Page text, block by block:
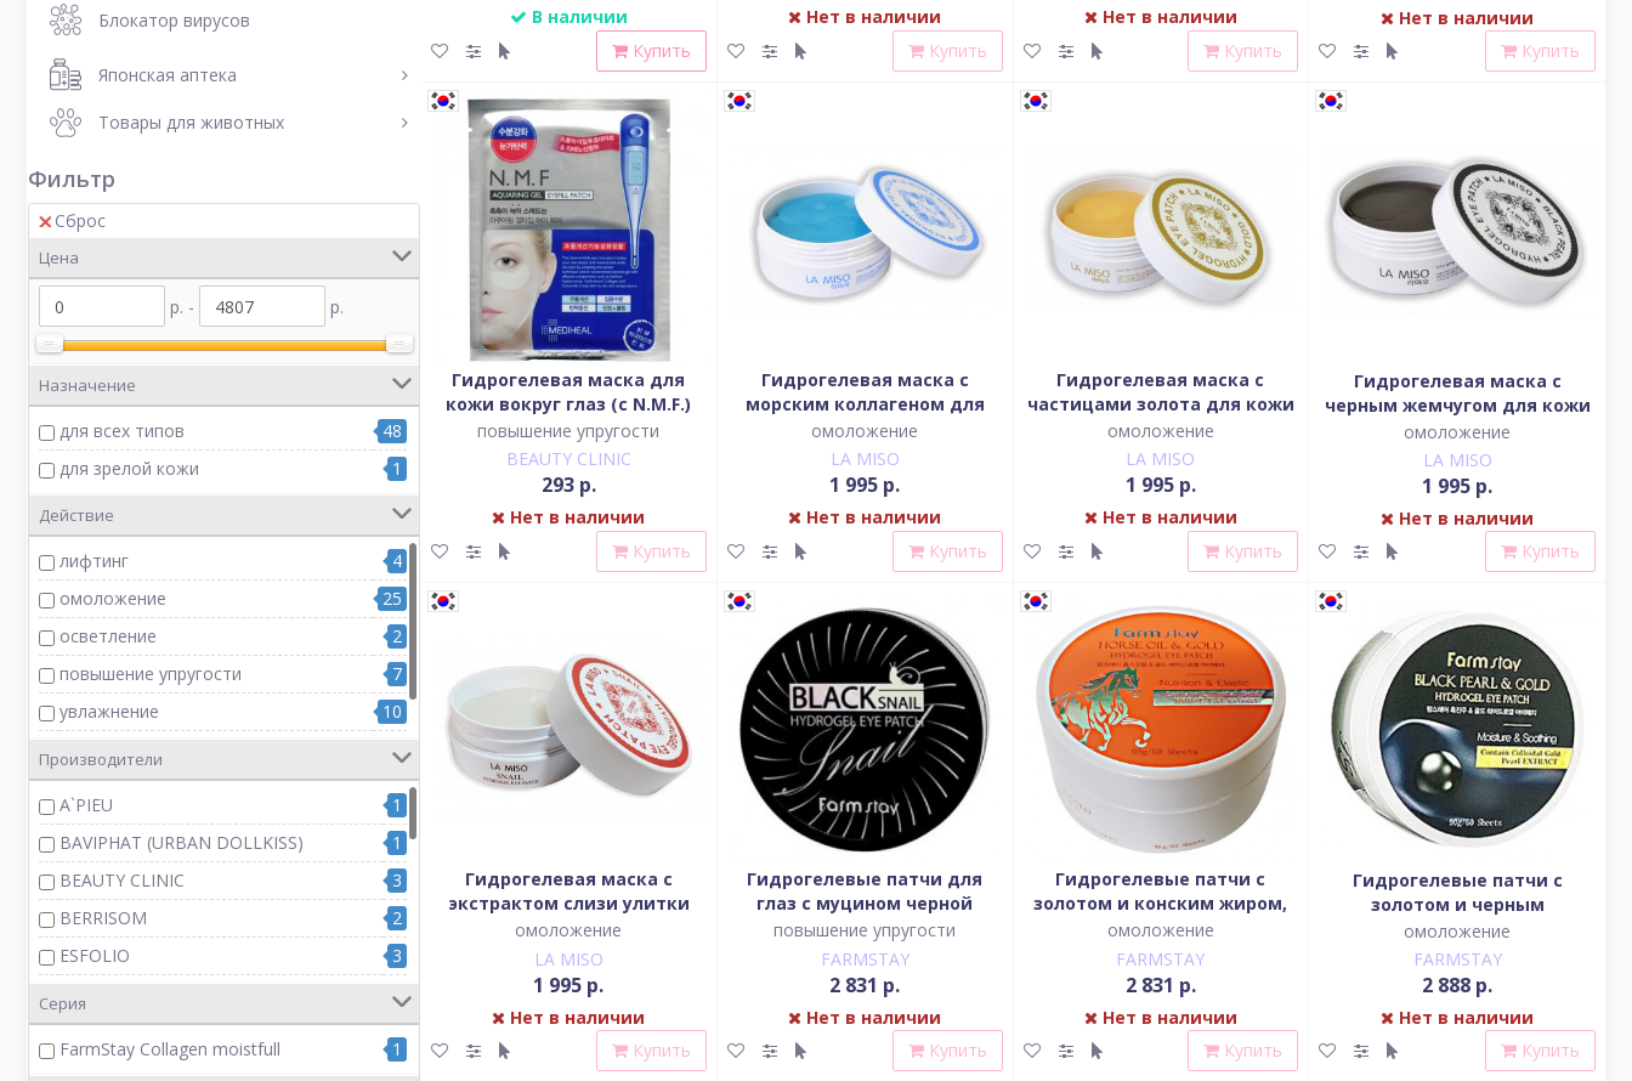
Блокатор вирусов
Японская аптека
Товары для животных
Фильтр
Сброс
Цена
р. - р.
Назначение
для всех типов
48
для зрелой кожи
1
Действие
лифтинг
4
омоложение
25
осветление
2
повышение упругости
7
увлажнение
10
1
Производители
A`PIEU
1
BAVIPHAT (URBAN DOLLKISS)
1
BEAUTY CLINIC
3
BERRISOM
2
ESFOLIO
3
1
EYENLIP
2
FarmStay
4
Серия
FarmStay Collagen moistfull 1
В наличии
Купить
Нет в наличии
Купить
Нет в наличии
Купить
Нет в наличии
Купить
Гидрогелевая маска для
кожи вокруг глаз (с N.M.F.)
повышение упругости
BEAUTY CLINIC
293 р.
Нет в наличии
Купить
Гидрогелевая маска с
морским коллагеном для
кожи вокруг
омоложение
LA MISO
1 995 р.
Нет в наличии
Купить
Гидрогелевая маска с
частицами золота для кожи
вокруг глаз
омоложение
LA MISO
1 995 р.
Нет в наличии
Купить
Гидрогелевая маска с
черным жемчугом для кожи
вокруг глаз
омоложение
LA MISO
1 995 р.
Нет в наличии
Купить
Гидрогелевая маска с
экстрактом слизи улитки
для кожи вокруг глаз
омоложение
LA MISO
1 995 р.
Нет в наличии
Купить
Гидрогелевые патчи для
глаз с муцином черной
улитки, 60 шт, Farmstay
повышение упругости
FARMSTAY
2 831 р.
Нет в наличии
Купить
Гидрогелевые патчи с
золотом и конским жиром,
90 гр. (60шт. 30 применений),
FarmStay
омоложение
FARMSTAY
2 831 р.
Нет в наличии
Купить
Гидрогелевые патчи с
золотом и черным
жемчугом, 90 гр (60шт. 30
применений), FarmStay
омоложение
FARMSTAY
2 888 р.
Нет в наличии
Купить